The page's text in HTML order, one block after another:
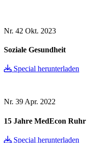
Nr. 42 Okt. 2023
Soziale Gesundheit
Special herunterladen
Nr. 39Apr. 2022
15 Jahre MedEcon Ruhr
Special herunterladen